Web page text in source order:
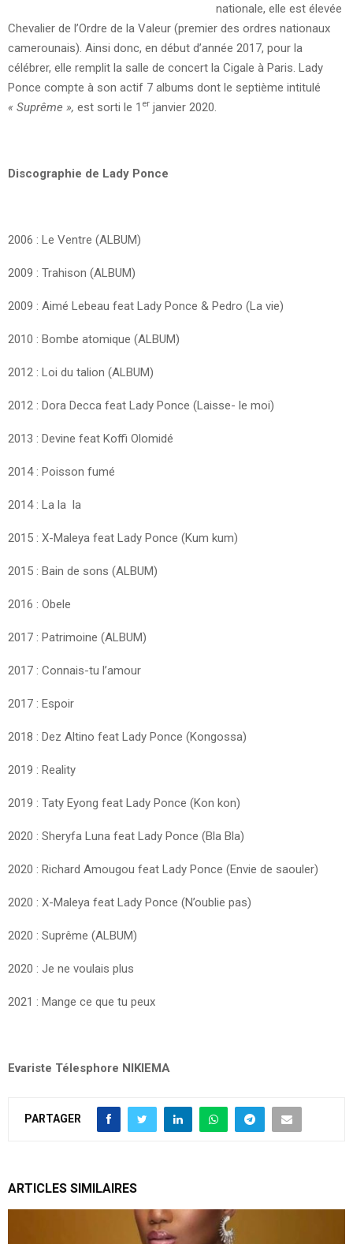
nationale, elle est élevée
Chevalier de l’Ordre de la Valeur (premier des ordres nationaux
camerounais). Ainsi donc, en début d’année 2017, pour la
célébrer, elle remplit la salle de concert la Cigale à Paris. Lady
Ponce compte à son actif 7 albums dont le septième intitulé
« Suprême », est sorti le 1 er janvier 2020.
Discographie de Lady Ponce
2006 : Le Ventre (ALBUM)
2009 : Trahison (ALBUM)
2009 : Aimé Lebeau feat Lady Ponce & Pedro (La vie)
2010 : Bombe atomique (ALBUM)
2012 : Loi du talion (ALBUM)
2012 : Dora Decca feat Lady Ponce (Laisse- le moi)
2013 : Devine feat Koffi Olomidé
2014 : Poisson fumé
2014 : La la la
2015 : X-Maleya feat Lady Ponce (Kum kum)
2015 : Bain de sons (ALBUM)
2016 : Obele
2017 : Patrimoine (ALBUM)
2017 : Connais-tu l’amour
2017 : Espoir
2018 : Dez Altino feat Lady Ponce (Kongossa)
2019 : Reality
2019 : Taty Eyong feat Lady Ponce (Kon kon)
2020 : Sheryfa Luna feat Lady Ponce (Bla Bla)
2020 : Richard Amougou feat Lady Ponce (Envie de saouler)
2020 : X-Maleya feat Lady Ponce (N’oublie pas)
2020 : Suprême (ALBUM)
2020 : Je ne voulais plus
2021 : Mange ce que tu peux
Evariste Télesphore NIKIEMA
PARTAGER
ARTICLES SIMILAIRES